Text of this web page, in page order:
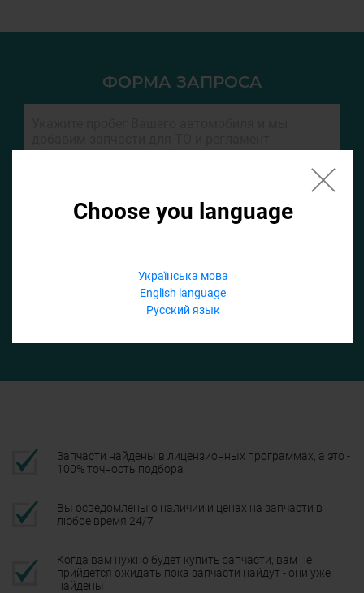
Choose you language
Українська мова
English language
Русский язык
ФОРМА ЗАПРОСА
Если не заполнить по умолчанию найдем список для ТО
Запчасти найдены в лицензионных программах, а это -
100% точность подбора
Вы осведомлены о наличии и ценах на запчасти в
любое время 24/7
Когда вам нужно будет купить запчасти, вам не
прийдется ожидать пока запчасти найдут - они уже
найдены